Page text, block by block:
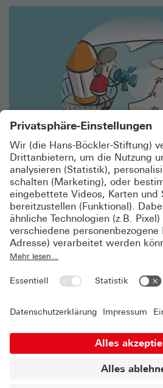
Monitor EU-Wirtschaftsrecht
VORLÄUFIGE EINIGUNG ZUM
NACHHALTIGKEITS-OMNIBUS
EU-Parlament und Rat haben sich
auf Änderungen an CSRD und
Nachhaltigkeitsberichterstattung.
DatenschutzerklärungÜber uns